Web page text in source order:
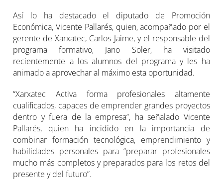
Así lo ha destacado el diputado de Promoción
Económica, Vicente Pallarés, quien, acompañado por el
gerente de Xarxatec, Carlos Jaime, y el responsable del
programa formativo, Jano Soler, ha visitado
recientemente a los alumnos del programa y les ha
animado a aprovechar al máximo esta oportunidad.
“Xarxatec Activa forma profesionales altamente
cualificados, capaces de emprender grandes proyectos
dentro y fuera de la empresa”, ha señalado Vicente
Pallarés, quien ha incidido en la importancia de
combinar formación tecnológica, emprendimiento y
habilidades personales para “preparar profesionales
mucho más completos y preparados para los retos del
presente y del futuro”.